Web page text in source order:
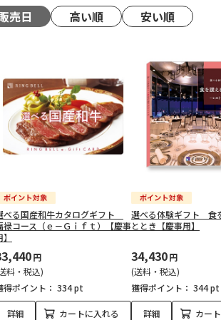
売日 高い順 安い順
べる国産和牛カタログギフト
禄コース（ｅ－Ｇｉｆｔ）【慶事
円
料・税込)
得ポイント： 334 pt
詳細 カートに入れる
選べる体験ギフト 食
ととき【慶事用】
34,430円
(送料・税込)
獲得ポイント： 344 pt
詳細 カー